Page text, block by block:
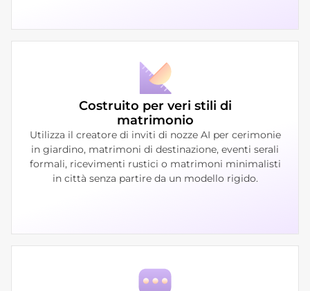
Costruito per veri stili di
matrimonio
Utilizza il creatore di inviti di nozze AI per cerimonie
in giardino, matrimoni di destinazione, eventi serali
formali, ricevimenti rustici o matrimoni minimalisti
in città senza partire da un modello rigido.